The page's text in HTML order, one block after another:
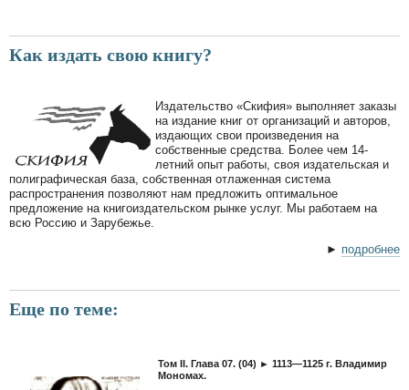
Как издать свою книгу?
Издательство «Скифия» выполняет заказы
на издание книг от организаций и авторов,
издающих свои произведения на
собственные средства. Более чем 14-
летний опыт работы, своя издательская и
полиграфическая база, собственная отлаженная система
распространения позволяют нам предложить оптимальное
предложение на книгоиздательском рынке услуг. Мы работаем на
всю Россию и Зарубежье.
► подробнее
Еще по теме:
Том II. Глава 07. (04) ► 1113—1125 г. Владимир
Мономах.